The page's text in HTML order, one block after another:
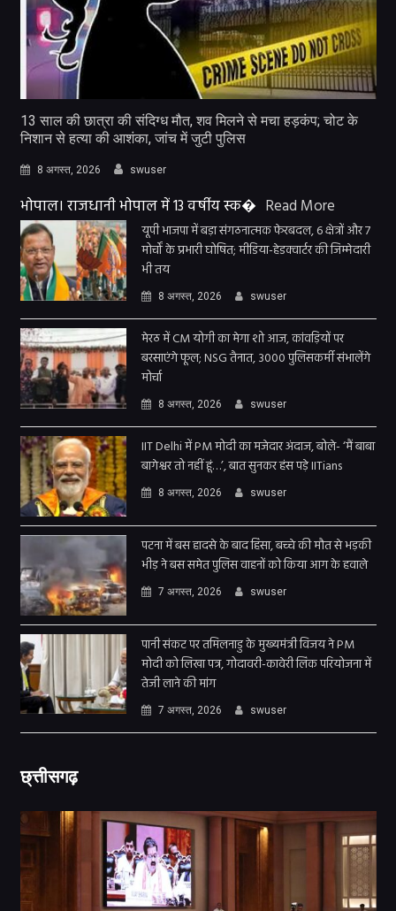
13 साल की छात्रा की संदिग्ध मौत, शव मिलने से मचा हड़कंप; चोट के
निशान से हत्या की आशंका, जांच में जुटी पुलिस
8 अगस्त, 2026 swuser
भोपाल। राजधानी भोपाल में 13 वर्षीय स्क� Read More
यूपी भाजपा में बड़ा संगठनात्मक फेरबदल, 6 क्षेत्रों और 7
मोर्चों के प्रभारी घोषित; मीडिया-हेडक्वार्टर की जिम्मेदारी
भी तय
8 अगस्त, 2026 swuser
मेरठ में CM योगी का मेगा शो आज, कांवड़ियों पर
बरसाएंगे फूल; NSG तैनात, 3000 पुलिसकर्मी संभालेंगे
मोर्चा
8 अगस्त, 2026 swuser
IIT Delhi में PM मोदी का मजेदार अंदाज, बोले- ‘मैं बाबा
बागेश्वर तो नहीं हूं…’, बात सुनकर हंस पड़े IITians
8 अगस्त, 2026 swuser
पटना में बस हादसे के बाद हिंसा, बच्चे की मौत से भड़की
भीड़ ने बस समेत पुलिस वाहनों को किया आग के हवाले
7 अगस्त, 2026 swuser
पानी संकट पर तमिलनाडु के मुख्यमंत्री विजय ने PM
मोदी को लिखा पत्र, गोदावरी-कावेरी लिंक परियोजना में
तेजी लाने की मांग
7 अगस्त, 2026 swuser
छ्त्तीसगढ़